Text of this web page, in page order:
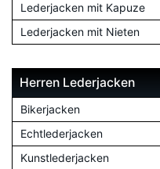
Lederjacken mit Kapuze
Lederjacken mit Nieten
Herren Lederjacken
Bikerjacken
Echtlederjacken
Kunstlederjacken